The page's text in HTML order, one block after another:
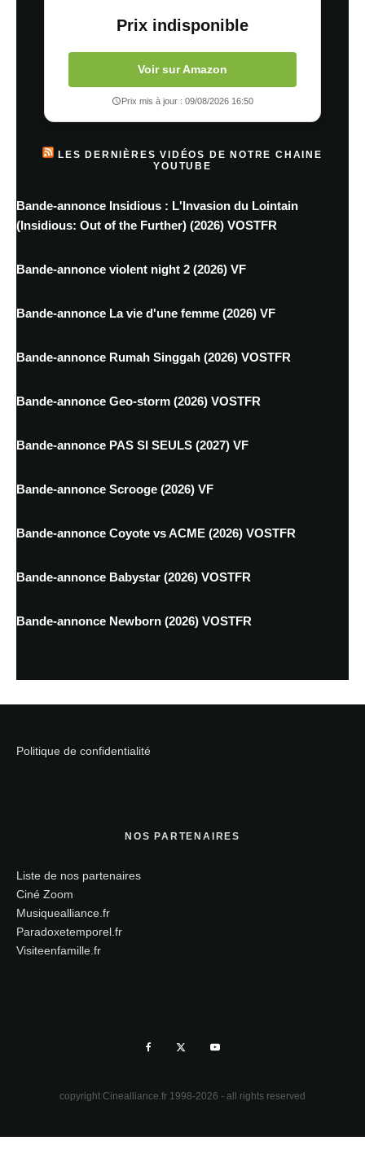
Prix indisponible
Voir sur Amazon
Prix mis à jour : 09/08/2026 16:50
LES DERNIÈRES VIDÉOS DE NOTRE CHAINE
YOUTUBE
Bande-annonce Insidious : L'Invasion du Lointain
(Insidious: Out of the Further) (2026) VOSTFR
Bande-annonce violent night 2 (2026) VF
Bande-annonce La vie d'une femme (2026) VF
Bande-annonce Rumah Singgah (2026) VOSTFR
Bande-annonce Geo-storm (2026) VOSTFR
Bande-annonce PAS SI SEULS (2027) VF
Bande-annonce Scrooge (2026) VF
Bande-annonce Coyote vs ACME (2026) VOSTFR
Bande-annonce Babystar (2026) VOSTFR
Bande-annonce Newborn (2026) VOSTFR
Politique de confidentialité
NOS PARTENAIRES
Liste de nos partenaires
Ciné Zoom
Musiquealliance.fr
Paradoxetemporel.fr
Visiteenfamille.fr
copyright Cinealliance.fr 1998-2026 - all rights reserved